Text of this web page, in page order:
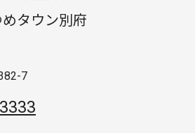
めタウン別府
7